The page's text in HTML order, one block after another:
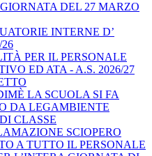
DEL 27 MARZO
INTERNE D’
PER IL PERSONALE
ED ATA - A.S. 2026/27
LA SCUOLA SI FA
DA LEGAMBIENTE
CLASSE
SCIOPERO
A TUTTO IL PERSONALE